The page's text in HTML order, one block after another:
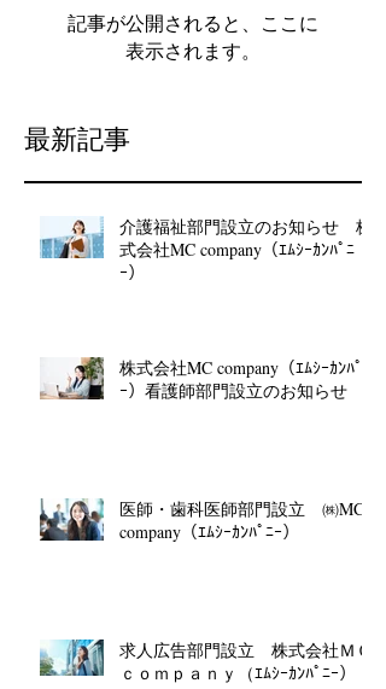
記事が公開されると、ここに
表示されます。
最新記事
介護福祉部門設立のお知らせ 株
式会社MC company（ｴﾑｼｰｶﾝﾊﾟﾆ
ｰ）
株式会社MC company（ｴﾑｼｰｶﾝﾊﾟﾆ
ｰ）看護師部門設立のお知らせ
医師・歯科医師部門設立 ㈱MC
company（ｴﾑｼｰｶﾝﾊﾟﾆｰ）
求人広告部門設立 株式会社ＭＣ
ｃｏｍｐａｎｙ（ｴﾑｼｰｶﾝﾊﾟﾆｰ）